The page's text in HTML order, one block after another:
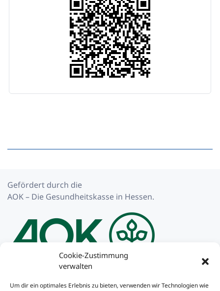
Cookie-Zustimmung
verwalten
Um dir ein optimales Erlebnis zu bieten, verwenden wir Technologien wie
Gefördert durch die
AOK – Die Gesundheitskasse in Hessen.
Impressum